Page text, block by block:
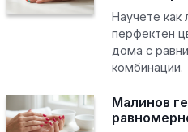
Научете как
перфектен
дома с
комбинации.
Малинов